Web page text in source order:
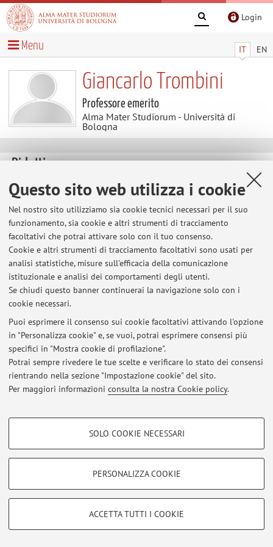
Questo sito web utilizza i cookie
Nel nostro sito utilizziamo sia cookie tecnici necessari per il suo
funzionamento, sia cookie e altri strumenti di tracciamento
facoltativi che potrai attivare solo con il tuo consenso.
Cookie e altri strumenti di tracciamento facoltativi sono usati per
analisi statistiche, misure sull'efficacia della comunicazione
istituzionale e analisi dei comportamenti degli utenti.
Se chiudi questo banner continuerai la navigazione solo con i
cookie necessari.
Puoi esprimere il consenso sui cookie facoltativi attivando l'opzione
in "Personalizza cookie" e, se vuoi, potrai esprimere consensi più
specifici in "Mostra cookie di profilazione".
Potrai sempre rivedere le tue scelte e verificare lo stato dei consensi
rientrando nella sezione "Impostazione cookie" del sito.
Per maggiori informazioni consulta la nostra Cookie policy.
COOKIE DI PROFILAZIONE - FACOLTATIVI
COOKIE TECNICI - NECESSARI
Si tratta di cookie tecnici utilizzati, a titolo esemplificativo, per il corretto
SOLO COOKIE NECESSARI
PERSONALIZZA COOKIE
ACCETTA TUTTI I COOKIE
Login
IT EN
Menu
Giancarlo Trombini
Professore emerito
Alma Mater Studiorum - Università di
Bologna
Didattica
Insegnamenti
Appelli
d'esame
Appelli d'esame
Al momento non risultano pubblicati appelli d’esame.
Ultimi avvisi
Al momento non sono presenti avvisi.
Zamboni, 33 - 40126 Bologna - Partita IVA: 01131710376
|Note legali|Impostazioni Cookie